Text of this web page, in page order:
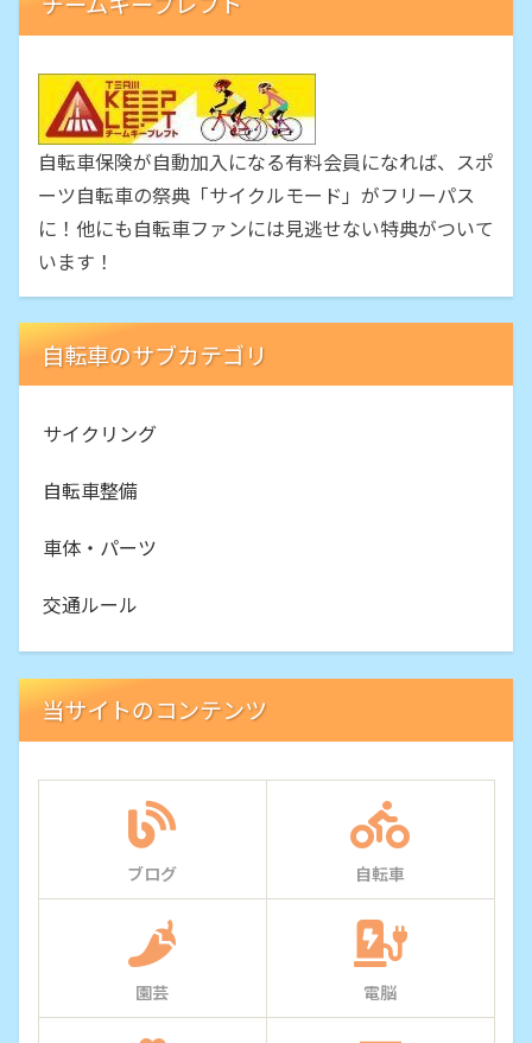
自転車保険が自動加入になる有料会員になれば、スポ
ーツ自転車の祭典「サイクルモード」がフリーパス
に！他にも自転車ファンには見逃せない特典がついて
います！
自転車のサブカテゴリ
サイクリング
自転車整備
車体・パーツ
交通ルール
当サイトのコンテンツ
ブログ 自転車
園芸 電脳